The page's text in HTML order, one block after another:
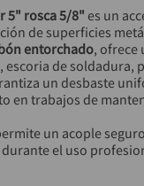
5" rosca 5/8" es un
de superficies
entorchado, ofrece
de soldadura,
un desbaste
en trabajos de
un acople
el uso